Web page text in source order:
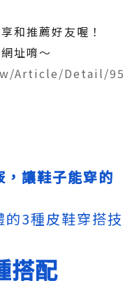
和推薦好友喔！
址唷～
Article/Detail/95
讓鞋子能穿的
3種皮鞋穿搭技
搭配